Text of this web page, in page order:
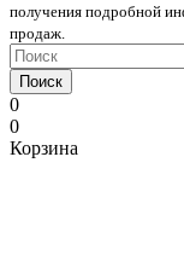
получения подробной
продаж.
Поиск
0
0
Корзина